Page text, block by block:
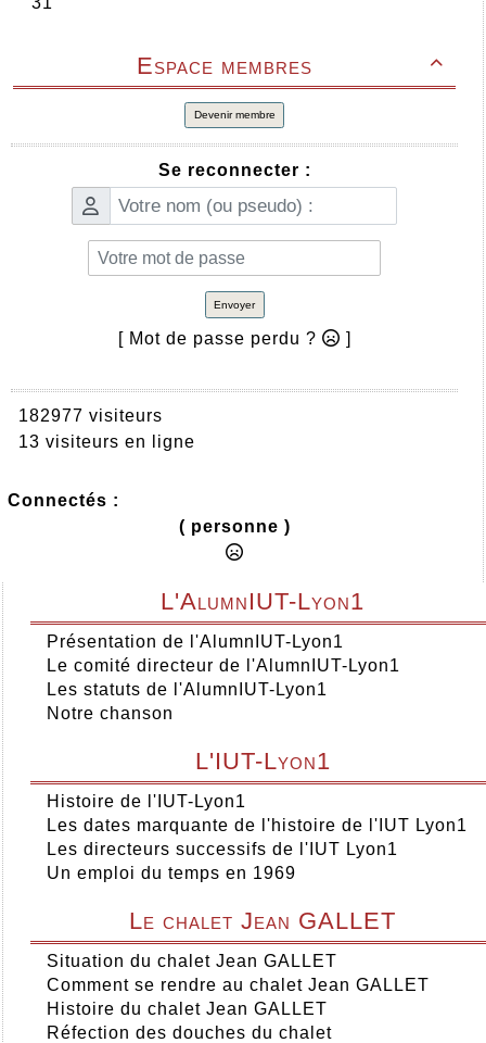

Espace membres
Devenir membre
Se reconnecter :
Envoyer
[ Mot de passe perdu ? ]
182977 visiteurs
13 visiteurs en ligne
Connectés :
( personne )
L'AlumnIUT-Lyon1
Présentation de l'AlumnIUT-Lyon1
Le comité directeur de l'AlumnIUT-Lyon1
Les statuts de l'AlumnIUT-Lyon1
Notre chanson
L'IUT-Lyon1
Histoire de l'IUT-Lyon1
Les dates marquante de l'histoire de l'IUT Lyon1
Les directeurs successifs de l'IUT Lyon1
Un emploi du temps en 1969
Le chalet Jean GALLET
Situation du chalet Jean GALLET
Comment se rendre au chalet Jean GALLET
Histoire du chalet Jean GALLET
Réfection des douches du chalet